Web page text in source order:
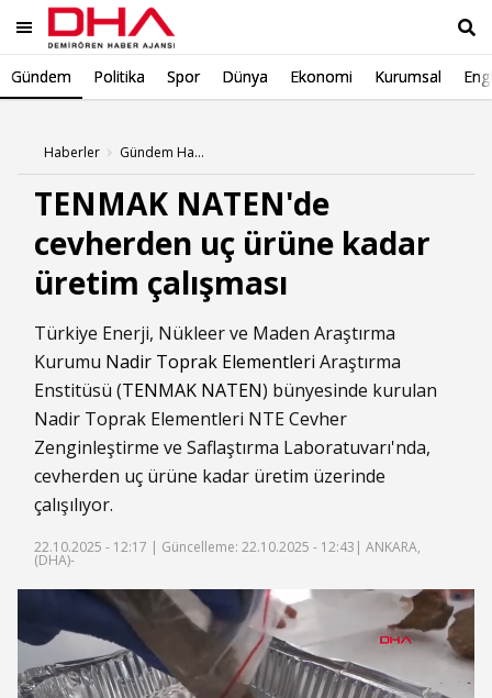
Gündem Politika Spor Dünya Ekonomi Kurumsal
Haberler Gündem Haberleri
TENMAK NATEN'de
cevherden uç ürüne kadar
üretim çalışması
Türkiye Enerji, Nükleer ve Maden Araştırma
Kurumu Nadir Toprak Elementleri Araştırma
Enstitüsü (TENMAK NATEN) bünyesinde kurulan
Nadir Toprak Elementleri NTE Cevher
Zenginleştirme ve Saflaştırma Laboratuvarı'nda,
cevherden uç ürüne kadar üretim üzerinde
çalışılıyor.
22.10.2025 - 12:17 | Güncelleme: 22.10.2025 - 12:43 | ANKARA,
(DHA)-